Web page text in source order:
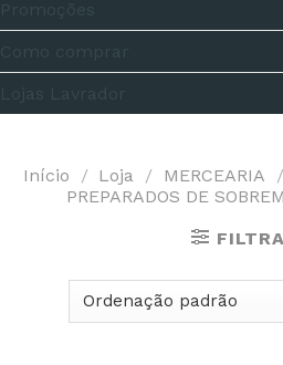
Início / Loja / MERCEARIA /
PREPARADOS DE